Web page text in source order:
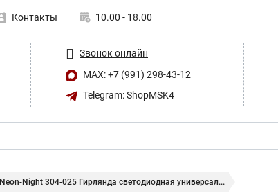
Контакты 10.00 - 18.00
Звонок онлайн
MAX: +7 (991) 298-43-12
Telegram: ShopMSK4
Neon-Night 304-025 Гирлянда светодиодная универсал...